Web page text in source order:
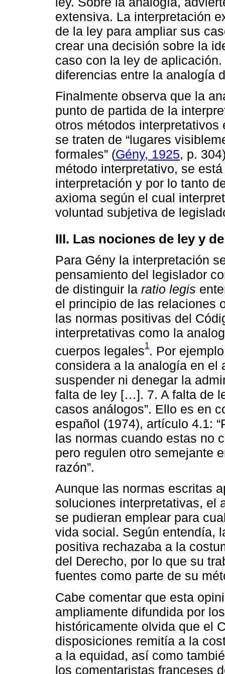
extensiva. La interpretación
de la ley para ampliar sus
crear una decisión sobre la
caso con la ley de
diferencias entre la analogía
Finalmente observa que la
punto de partida de la
otros métodos
se traten de “lugares
formales” (Gény, 1925, p.
método interpretativo, se
interpretación y por lo tanto
axioma según el cual
voluntad subjetiva de
III. Las nociones de ley y
Para Gény la interpretación
pensamiento del legislador
de distinguir la ratio legis
el principio de las relaciones
las normas positivas del
interpretativas como la
cuerpos legales1. Por
considera a la analogía en el
suspender ni denegar la
falta de ley […]. 7. A falta de
casos análogos”. Ello es en
español (1974), artículo 4.1:
las normas cuando estas no
pero regulen otro semejante
razón”.
Aunque las normas escritas
soluciones interpretativas, el
se pudieran emplear para
vida social. Según entendía,
positiva rechazaba a la
del Derecho, por lo que su
fuentes como parte de su
Cabe comentar que esta
ampliamente difundida por
históricamente olvida que el
disposiciones remitía a la
a la equidad, así como
los comentaristas franceses